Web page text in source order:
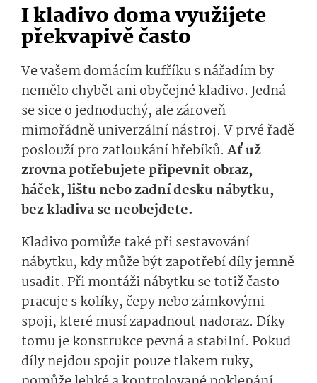
I kladivo doma využijete
překvapivě často
Ve vašem domácím kufříku s nářadím by
nemělo chybět ani obyčejné kladivo. Jedná
se sice o jednoduchý, ale zároveň
mimořádně univerzální nástroj. V prvé řadě
poslouží pro zatloukání hřebíků. Ať už
zrovna potřebujete připevnit obraz,
háček, lištu nebo zadní desku nábytku,
bez kladiva se neobejdete.
Kladivo pomůže také při sestavování
nábytku, kdy může být zapotřebí díly jemně
usadit. Při montáži nábytku se totiž často
pracuje s kolíky, čepy nebo zámkovými
spoji, které musí zapadnout nadoraz. Díky
tomu je konstrukce pevná a stabilní. Pokud
díly nejdou spojit pouze tlakem ruky,